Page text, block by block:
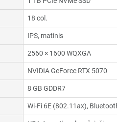
18 col.
IPS, matinis
2560 × 1600 WQXGA
NVIDIA GeForce RTX 5070
8 GB GDDR7
Wi-Fi 6E (802.11ax),